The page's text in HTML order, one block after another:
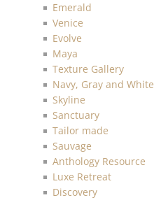
Emerald
Venice
Evolve
Maya
Texture Gallery
Navy, Gray and White
Skyline
Sanctuary
Tailor made
Sauvage
Anthology Resource
Luxe Retreat
Discovery